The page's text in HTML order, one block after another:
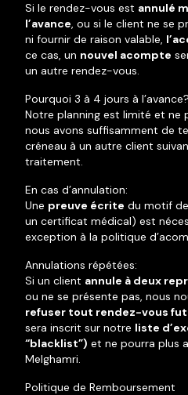
Si le rendez-vous est annulé
l’avance, ou si le client ne se
ni fournir de raison valable,
ce cas, un nouvel acompte
un autre rendez-vous.
Pourquoi 3 à 4 jours à l’avance?
Notre planning est limité et ne
nous avons suffisamment de
créneau à un autre client
traitement.
En cas d’annulation:
Une preuve écrite du motif
un certificat médical) est
exception à la politique
Annulations répétées:
Si un client annule à deux
ou ne se présente pas, nous
refuser tout rendez-vous
sera inscrit sur notre liste
“blacklist”) et ne pourra plus
Melghamri.
Politique de Remboursement